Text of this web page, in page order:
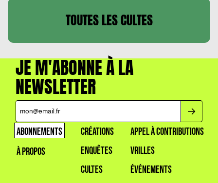
TOUTES LESCULTES
JE M'ABONNE À LA
NEWSLETTER
ABONNEMENTS
À PROPOS
CRÉATIONS
ENQUÊTES
CULTES
APPEL À CONTRIBUTIONS
VRILLES
ÉVÉNEMENTS